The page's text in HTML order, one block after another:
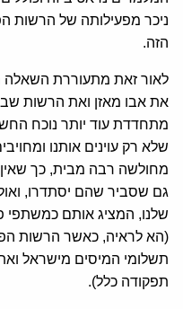
ניכר מפעילותה של הרשות
הזה.
לאור זאת מתעוררת השאלה
את אבו מאזן ואת הרשות
מתחדדת עוד יותר נוכח
שלא רק עוינים אותנו
מחולשה רבה מבית, כך שאין
גם שסביר שהם יסתדרו,
שלנו, המציג אותם כמשתפי
תשלומי המיסים מישראל
תפקודה כלל).